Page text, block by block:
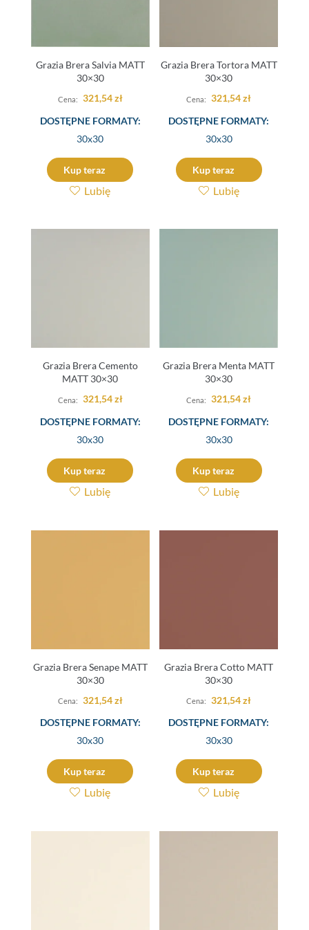
Grazia Brera Salvia MATT
30×30
321,54zł
DOSTĘPNE FORMATY:
30x30
Kup teraz
Lubię
Grazia Brera Tortora MATT
30×30
321,54zł
DOSTĘPNE FORMATY:
30x30
Kup teraz
Lubię
Grazia Brera Cemento
MATT 30×30
321,54zł
DOSTĘPNE FORMATY:
30x30
Kup teraz
Lubię
Grazia Brera Menta MATT
30×30
321,54zł
DOSTĘPNE FORMATY:
30x30
Kup teraz
Lubię
Grazia Brera Senape MATT
30×30
321,54zł
DOSTĘPNE FORMATY:
30x30
Kup teraz
Lubię
Grazia Brera Cotto MATT
30×30
321,54zł
DOSTĘPNE FORMATY:
30x30
Kup teraz
Lubię